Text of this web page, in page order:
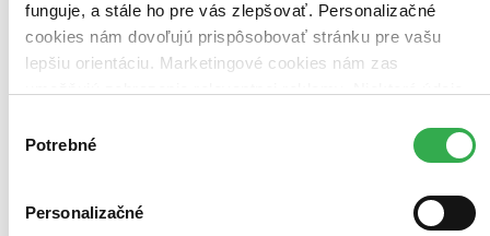
funguje, a stále ho pre vás zlepšovať. Personalizačné
cookies nám dovoľujú prispôsobovať stránku pre vašu
lepšiu orientáciu. Marketingové cookies nám zas
keby sme mohli používať všetky tieto cookies. Ďakujeme!
súhlasu
Potrebné
Personalizačné